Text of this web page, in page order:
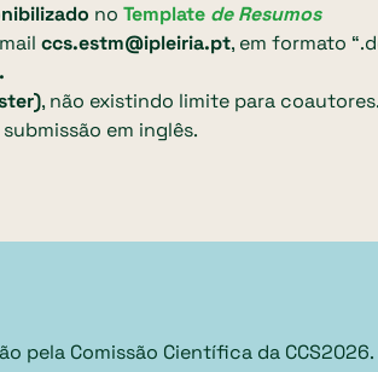
no Template de Resumos
ccs.estm@ipleiria.pt, em formato
, não existindo limite para coautores.
em inglês.
pela Comissão Científica da CCS2026.